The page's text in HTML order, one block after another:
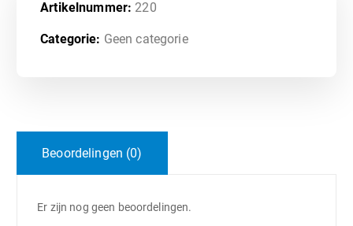
Artikelnummer: 220
Categorie: Geen categorie
Beoordelingen (0)
Er zijn nog geen beoordelingen.